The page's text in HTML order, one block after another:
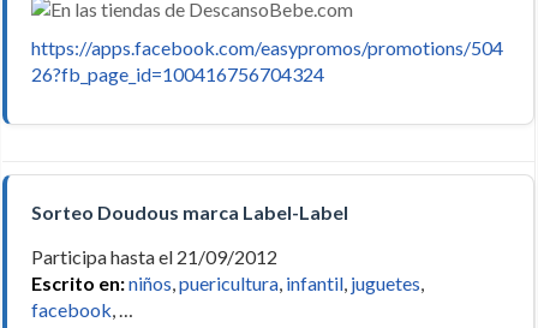
https://apps.facebook.com/easypromos/promotions/504
26?fb_page_id=100416756704324
Sorteo Doudous marca Label-Label
Participa hasta el 21/09/2012
Escrito en:niños,puericultura, infantil, juguetes,
facebook, …